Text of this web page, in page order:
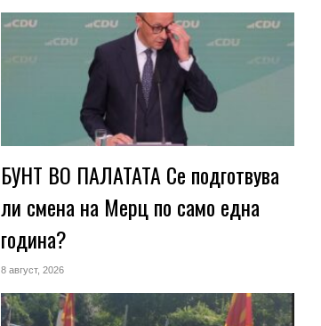
БУНТ ВО ПАЛАТАТА Се подготвува
ли смена на Мерц по само една
година?
8 август, 2026